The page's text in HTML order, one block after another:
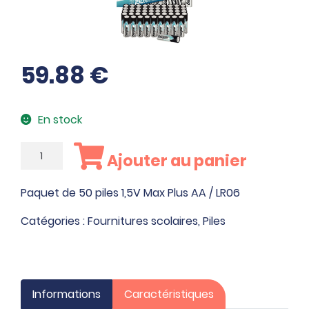
59.88 €
En stock
quantité
de
50
Plus
AA
Ajouter au panier
Paquet de 50 piles 1,5V Max Plus AA / LR06
Catégories :Fournitures scolaires, Piles
Informations Caractéristiques